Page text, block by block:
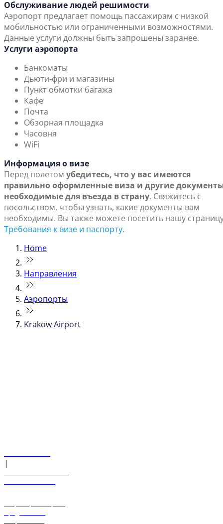
Обслуживание людей решимости
Аэропорт предлагает помощь пассажирам с низкой
мобильностью или ограниченными возможностями.
Данные услуги должны быть запрошены заранее.
Услуги аэропорта
Банкоматы
Дьюти-фри и магазины
Пункт обмотки багажа
Кафе
Почта
Обзорная площадка
Часовня
WiFi
Информация о визе
Перед полетом убедитесь, что у вас имеются
правильно оформленные виза и другие
необходимые для въезда в страну. Свяжитесь с
посольством, чтобы узнать, какие документы вам
необходимы. Вы также можете посетить нашу
Требования к визе и паспорту.
Home
Направления
Аэропорты
Krakow Airport
|